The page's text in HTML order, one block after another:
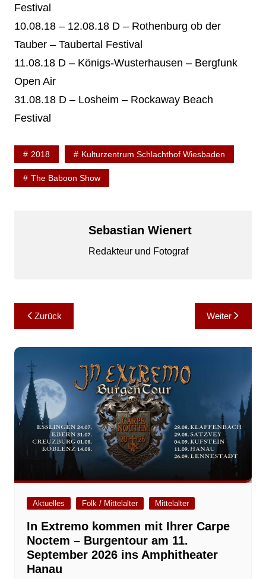
Festival
10.08.18 – 12.08.18 D – Rothenburg ob der
Tauber – Taubertal Festival
11.08.18 D – Königs-Wusterhausen – Bergfunk
Open Air
31.08.18 D – Losheim – Rockaway Beach
Festival
2018 Kulturzentrum Schlachthof Wiesbaden
The Baboon Show
Sebastian Wienert
Redakteur und Fotograf
Beitragsnavigation
Zurück Weiter
Aktuelles Folk / Mittelalter Mittelalter
In Extremo kommen mit Ihrer Carpe
Noctem – Burgentour am 11.
September 2026 ins Amphitheater
Hanau